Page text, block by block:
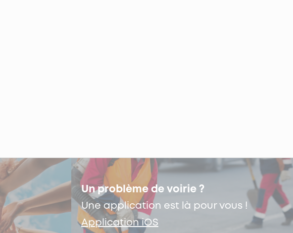
Un problème de voirie ?
Une application est là pour vous !
Application iOS